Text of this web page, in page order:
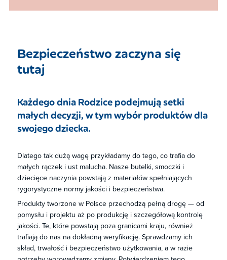
Bezpieczeństwo zaczyna się
tutaj​
Każdego dnia Rodzice podejmują setki
małych decyzji, w tym wybór produktów dla
swojego dziecka.​
Dlatego tak dużą wagę przykładamy do tego, co trafia do
małych rączek i ust malucha. Nasze butelki, smoczki i
dziecięce naczynia powstają z materiałów spełniających
rygorystyczne normy jakości i bezpieczeństwa.​
Produkty tworzone w Polsce przechodzą pełną drogę — od
pomysłu i projektu aż po produkcję i szczegółową kontrolę
jakości. Te, które powstają poza granicami kraju, również
trafiają do nas na dokładną weryfikację. Sprawdzamy ich
skład, trwałość i bezpieczeństwo użytkowania, a w razie